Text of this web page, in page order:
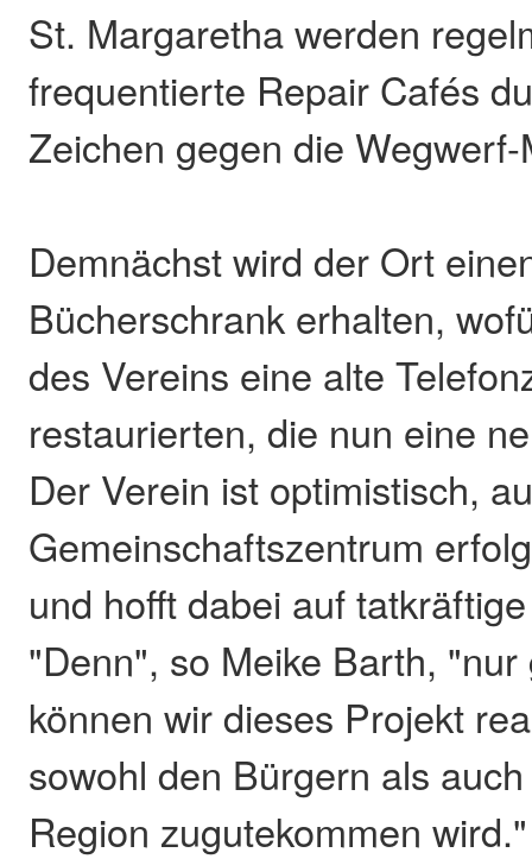
St. Margaretha werden
frequentierte Repair Cafés
Zeichen gegen die
Demnächst wird der Ort
Bücherschrank erhalten,
des Vereins eine alte
restaurierten, die nun eine
Der Verein ist optimistisch,
Gemeinschaftszentrum
und hofft dabei auf
"Denn", so Meike Barth,
können wir dieses Projekt
sowohl den Bürgern als
Region zugutekommen